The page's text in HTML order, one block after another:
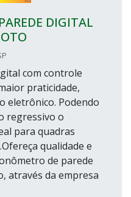
DIGITAL
com controle
praticidade,
eletrônico. Podendo
regressivo o
para quadras
qualidade e
de parede
através da empresa